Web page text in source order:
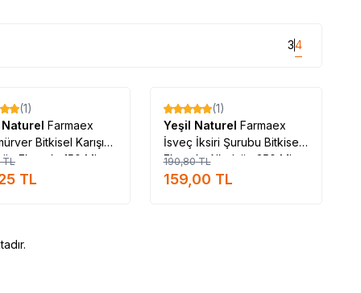
34
(1)
Farmaex
Bitkisel Karışım
Ekstrakt 150 ML
TL
TL
%17
(1)
Yeşil Naturel Farmaex
İsveç İksiri Şurubu Bitkisel
Ekstrakt Alkolsüz 250 ML
190,80TL
159,00 TL